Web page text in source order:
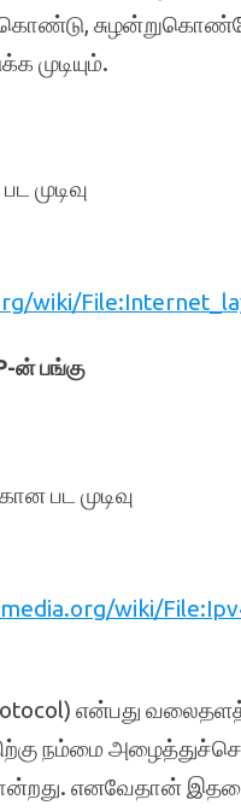
முடியும்.
wiki/
ன் பங்கு
wiki/
என்பது
நம்மை
எனவேதான்